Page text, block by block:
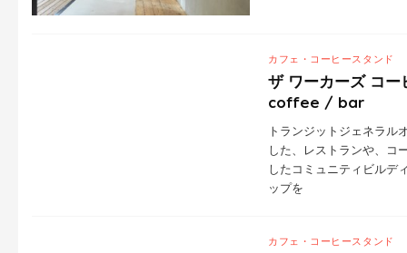
カフェ・コーヒースタンド
ザ ワーカーズ コ
coffee / bar
トランジットジェネラル
した、レストランや、コ
したコミュニティビルデ
ップを
カフェ・コーヒースタンド